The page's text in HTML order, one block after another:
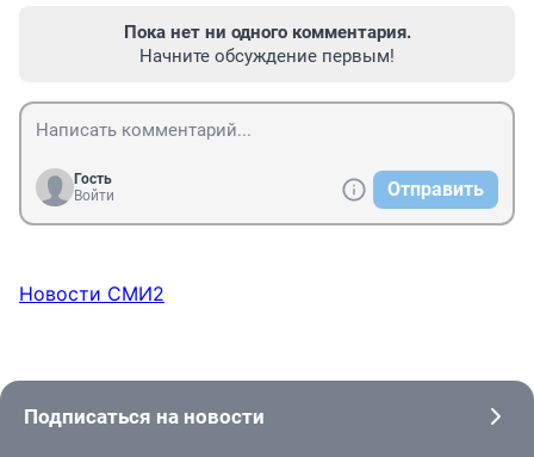
Пока нет ни одного комментария.
Начните обсуждение первым!
Гость
Войти
Отправить
Новости СМИ2
Подписаться на новости